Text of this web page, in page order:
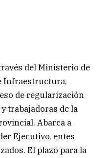
del Ministerio de
Infraestructura,
de regularización
trabajadoras de la
Abarca a
Ejecutivo, entes
El plazo para la